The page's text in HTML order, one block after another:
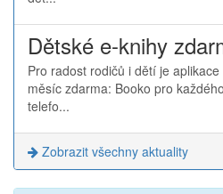
Dětské e-knihy
Pro radost rodičů i dětí je
měsíc zdarma: Booko pro
telefo...
Zobrazit všechny aktuality